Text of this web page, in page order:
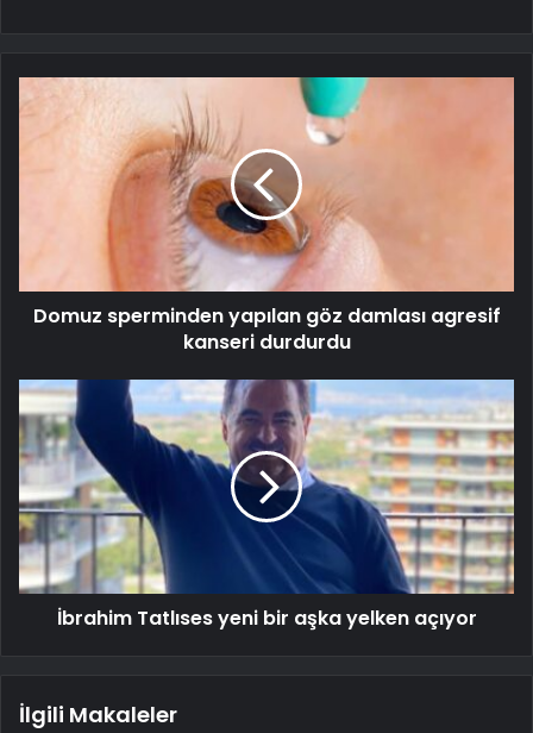
Domuz sperminden yapılan göz damlası agresif
kanseri durdurdu
İbrahim Tatlıses yeni bir aşka yelken açıyor
İlgili Makaleler